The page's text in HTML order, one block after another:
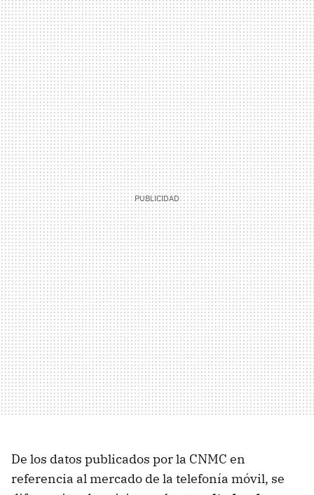
De los datos publicados por la CNMC en
referencia al mercado de la telefonía móvil, se